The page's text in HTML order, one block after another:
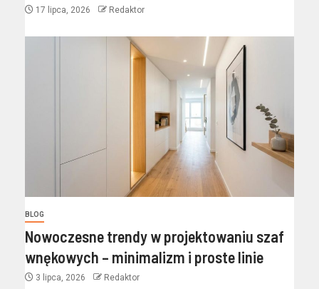
17 lipca, 2026 Redaktor
BLOG
Nowoczesne trendy w projektowaniu szaf
wnękowych – minimalizm i proste linie
3 lipca, 2026 Redaktor